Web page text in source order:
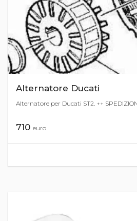
Alternatore Ducati
Alternatore per Ducati ST2. ++
710 euro